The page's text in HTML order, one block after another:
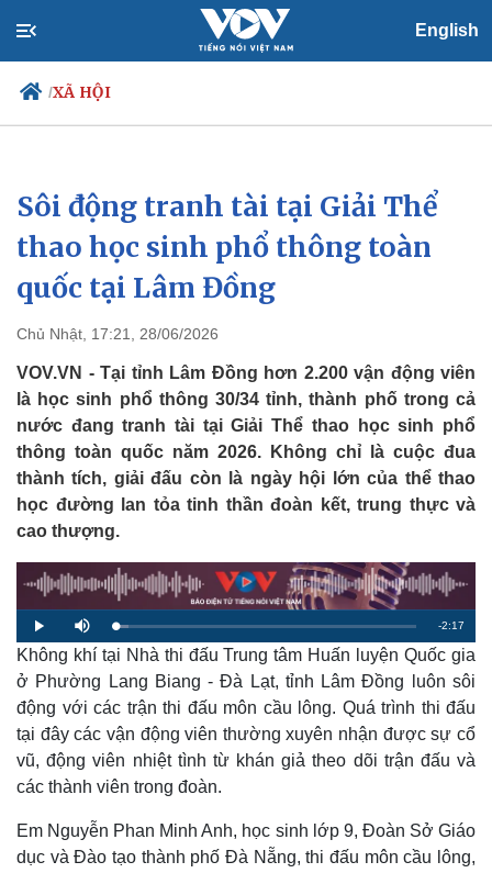
English
/XÃ HỘI
Chính trị
Đảng
Tổ chức nhân sự
Quốc hội
Nhận diện sự thật
Xã hội
Tin 24h
Dự báo thời tiết
Giáo dục
Dấu ấn VOV
Sôi động tranh tài tại Giải Thể
thao học sinh phổ thông toàn
quốc tại Lâm Đồng
Chủ Nhật, 17:21, 28/06/2026
VOV.VN - Tại tỉnh Lâm Đồng hơn 2.200 vận động viên
là học sinh phổ thông 30/34 tỉnh, thành phố trong cả
nước đang tranh tài tại Giải Thể thao học sinh phổ
thông toàn quốc năm 2026. Không chỉ là cuộc đua
thành tích, giải đấu còn là ngày hội lớn của thể thao
học đường lan tỏa tinh thần đoàn kết, trung thực và
cao thượng.
P
l
a
y
M
u
t
e
L
o
a
d
d
4
4
8
R
e
i
i
n
-2:17
Không khí tại Nhà thi đấu Trung tâm Huấn luyện Quốc gia
ở Phường Lang Biang - Đà Lạt, tỉnh Lâm Đồng luôn sôi
động với các trận thi đấu môn cầu lông. Quá trình thi đấu
tại đây các vận động viên thường xuyên nhận được sự cổ
vũ, động viên nhiệt tình từ khán giả theo dõi trận đấu và
các thành viên trong đoàn.
Em Nguyễn Phan Minh Anh, học sinh lớp 9, Đoàn Sở Giáo
dục và Đào tạo thành phố Đà Nẵng, thi đấu môn cầu lông,